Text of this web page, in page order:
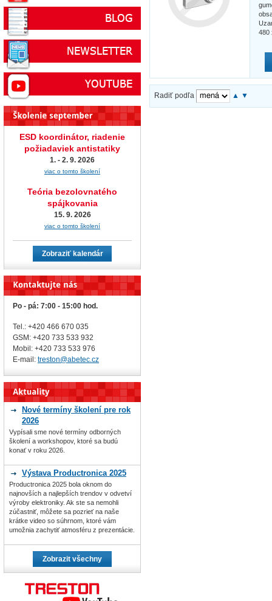
480
Radiť podľa ▲ ▼
ESD koordinátor, riadenie
požiadaviek antistatiky
1. - 2. 9. 2026
viac o tomto školení
Teória bezolovnatého
spájkovania
15. 9. 2026
viac o tomto školení
Zobraziť kalendár
Po - pá: 7:00 - 15:00 hod.
Tel.: +420 466 670 035
GSM: +420 733 533 932
Mobil: +420 733 533 976
E-mail: treston@abetec.cz
Nové termíny školení pre rok
2026
Vypísali sme nové termíny odborných
školení a workshopov, ktoré sa budú
konať v roku 2026.
Výstava Productronica 2025
Productronica 2025 bola oknom do
najnovších a najlepších trendov v odvetví
výroby elektroniky. Ak ste sa nemohli
zúčastniť, môžete sa pozrieť na naše
krátke video so súhrnom, ktoré vám
umožnia zachytiť atmosféru z prezentácie.
Zobrazit všechny